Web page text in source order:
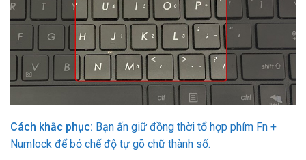
Cách khắc phục: Bạn ấn giữ đồng thời tổ hợp phím Fn +
Numlock để bỏ chế độ tự gõ chữ thành số.